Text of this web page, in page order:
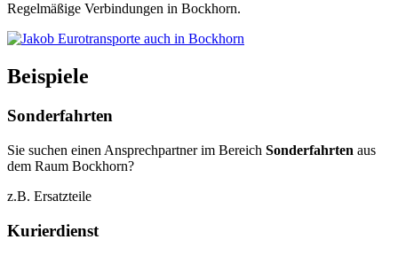
Regelmäßige Verbindungen in Bockhorn.
Beispiele
Sonderfahrten
Sie suchen einen Ansprechpartner im Bereich Sonderfahrten aus
dem Raum Bockhorn?
z.B. Ersatzteile
Kurierdienst